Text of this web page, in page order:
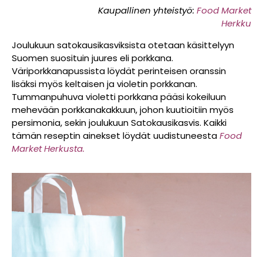
Kaupallinen yhteistyö: Food Market
Herkku
Joulukuun satokausikasviksista otetaan käsittelyyn
Suomen suosituin juures eli porkkana.
Väriporkkanapussista löydät perinteisen oranssin
lisäksi myös keltaisen ja violetin porkkanan.
Tummanpuhuva violetti porkkana pääsi kokeiluun
mehevään porkkanakakkuun, johon kuutioitiin myös
persimonia, sekin joulukuun Satokausikasvis. Kaikki
tämän reseptin ainekset löydät uudistuneestaFood
Market Herkusta.